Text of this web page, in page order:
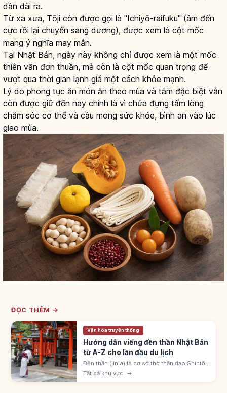
dần dài ra.
Từ xa xưa, Tōji còn được gọi là "Ichiyō-raifuku" (âm đến
cực rồi lại chuyển sang dương), được xem là cột mốc
mang ý nghĩa may mắn.
Tại Nhật Bản, ngày này không chỉ được xem là một mốc
thiên văn đơn thuần, mà còn là cột mốc quan trọng để
vượt qua thời gian lạnh giá một cách khỏe mạnh.
Lý do phong tục ăn món ăn theo mùa và tắm đặc biệt vẫn
còn được giữ đến nay chính là vì chứa đựng tấm lòng
chăm sóc cơ thể và cầu mong sức khỏe, bình an vào lúc
giao mùa.
ĐỌC THÊM →
Văn hóa truyền thống
Hướng dẫn viếng đền thần Nhật Bản
từ A-Z cho lần đầu du lịch
Đền thần (jinja) là cơ sở thờ thần đạo Shintō
Nhật, khoảng 80.000 ngôi. Nhận biết qua
cổng torii; quy trình: torii, temizuya, ni-rei ni-
Tất cả khu vực →